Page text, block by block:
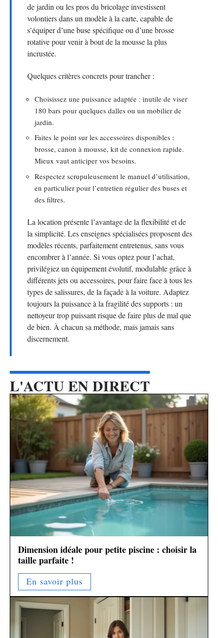
de jardin ou les pros du bricolage investissent
volontiers dans un modèle à la carte, capable de
s’équiper d’une buse spécifique ou d’une brosse
rotative pour venir à bout de la mousse la plus
incrustée.
Quelques critères concrets pour trancher :
Choisissez une puissance adaptée : inutile de viser
180 bars pour quelques dalles ou un mobilier de
jardin.
Faites le point sur les accessoires disponibles :
brosse, canon à mousse, kit de connexion rapide.
Mieux vaut anticiper vos besoins.
Respectez scrupuleusement le manuel d’utilisation,
en particulier pour l’entretien régulier des buses et
des filtres.
La location présente l’avantage de la flexibilité et de
la simplicité. Les enseignes spécialisées proposent des
modèles récents, parfaitement entretenus, sans vous
encombrer à l’année. Si vous optez pour l’achat,
privilégiez un équipement évolutif, modulable grâce à
différents jets ou accessoires, pour faire face à tous les
types de salissures, de la façade à la voiture. Adaptez
toujours la puissance à la fragilité des supports : un
nettoyeur trop puissant risque de faire plus de mal que
de bien. À chacun sa méthode, mais jamais sans
discernement.
L'ACTU EN DIRECT
Dimension idéale pour petite piscine : choisir la
taille parfaite !
En savoir plus